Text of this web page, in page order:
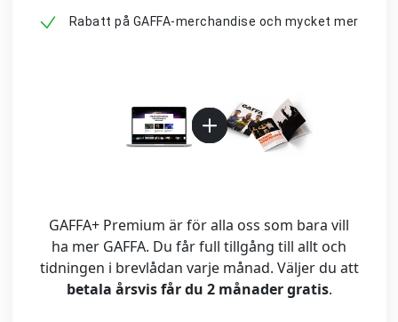
Rabatt på GAFFA-merchandise och mycket mer
GAFFA+ Premium är för alla oss som bara vill
ha mer GAFFA. Du får full tillgång till allt och
tidningen i brevlådan varje månad. Väljer du att
betala årsvis får du 2 månader gratis.